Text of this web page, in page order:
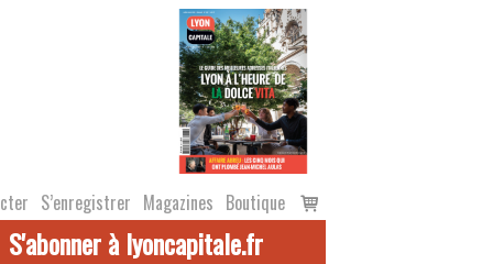
S’enregistrer Magazines Boutique
Voir
le
S'abonner à lyoncapitale.fr